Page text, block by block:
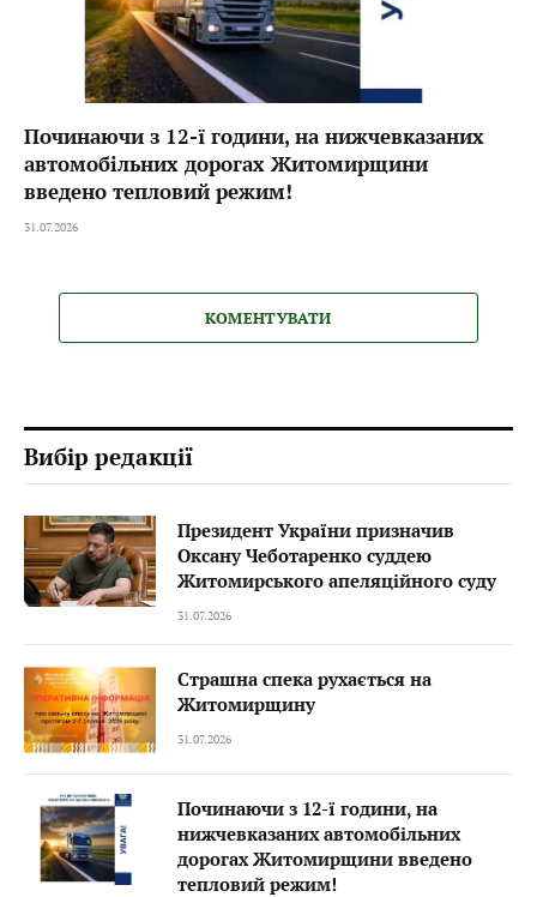
Починаючи з 12-ї години, на нижчевказаних
автомобільних дорогах Житомирщини
введено тепловий режим!
31.07.2026
КОМЕНТУВАТИ
Вибір редакції
Президент України призначив
Оксану Чеботаренко суддею
Житомирського апеляційного суду
31.07.2026
Страшна спека рухається на
Житомирщину
31.07.2026
Починаючи з 12-ї години, на
нижчевказаних автомобільних
дорогах Житомирщини введено
тепловий режим!